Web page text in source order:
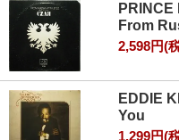
PRINCE
From
2,598円(
EDDIE
You
1,299円(